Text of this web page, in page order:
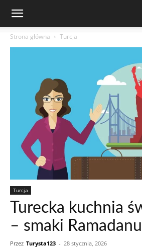
Strona główna Turcja
Turcja
Turecka kuchnia
– smaki
Przez Turysta123 - 28 stycznia, 2026